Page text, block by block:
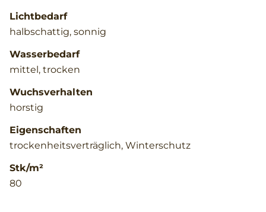
Lichtbedarf
halbschattig, sonnig
Wasserbedarf
mittel, trocken
Wuchsverhalten
horstig
Eigenschaften
trockenheitsverträglich, Winterschutz
Stk/m²
80